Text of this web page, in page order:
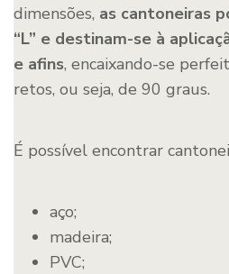
dimensões, as cantoneiras
“L” e destinam-se à
e afins, encaixando-se
retos, ou seja, de 90 graus.
É possível encontrar
aço;
madeira;
PVC;